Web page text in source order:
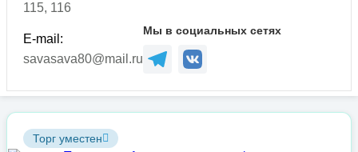
115, 116
E-mail:
savasava80@mail.ru
Мы в социальных сетях
Торг уместен